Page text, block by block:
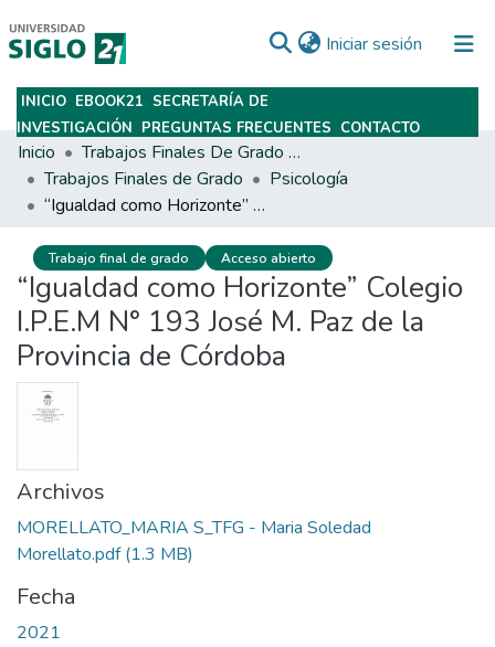
Iniciar sesión (current)
Subir
INICIO EBOOK21 SECRETARÍA DE
INVESTIGACIÓN PREGUNTAS FRECUENTES CONTACTO
Inicio
Trabajos Finales De Grado Y Posgrado
Trabajos Finales de Grado
Psicología
“Igualdad como Horizonte” Colegio I.P.E.M N° 193 José M. Paz de la Provincia de Córdoba
Trabajo final de grado Acceso abierto
“Igualdad como Horizonte” Colegio
I.P.E.M N° 193 José M. Paz de la
Provincia de Córdoba
Archivos
MORELLATO_MARIA S_TFG - Maria Soledad
Morellato.pdf(1.3 MB)
Fecha
2021